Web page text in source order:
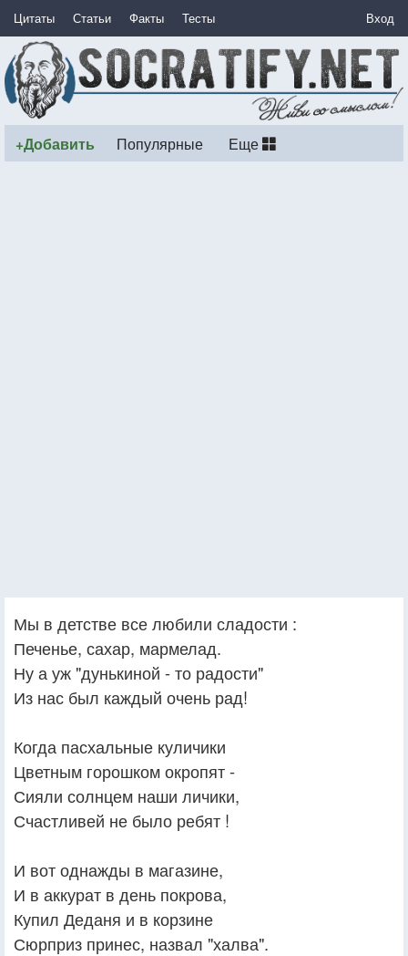
Цитаты Статьи Факты Тесты Вход
+Добавить Популярные Еще
Мы в детстве все любили сладости :
Печенье, сахар, мармелад.
Ну а уж "дунькиной - то радости"
Из нас был каждый очень рад!
Когда пасхальные куличики
Цветным горошком окропят -
Сияли солнцем наши личики,
Счастливей не было ребят !
И вот однажды в магазине,
И в аккурат в день покрова,
Купил Деданя и в корзине
Сюрприз принес, назвал "халва".